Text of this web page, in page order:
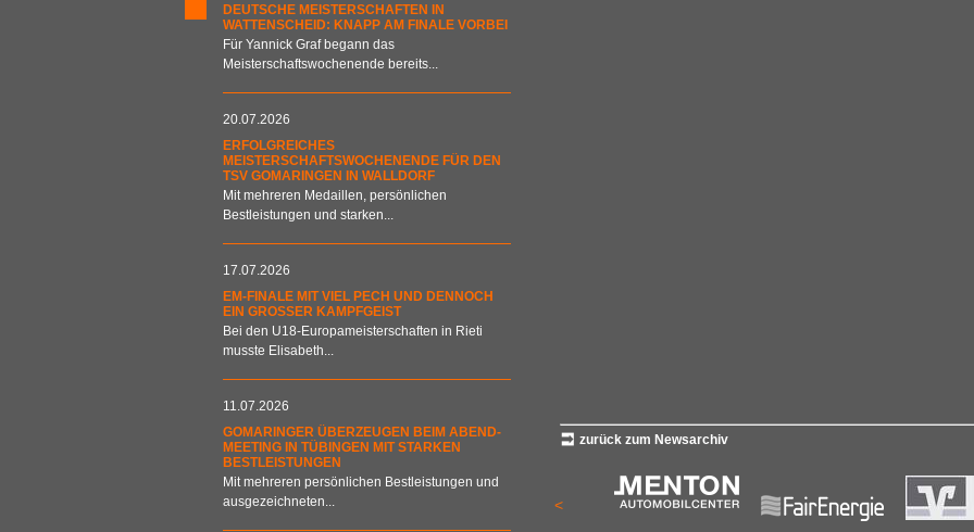
DEUTSCHE MEISTERSCHAFTEN IN
WATTENSCHEID: KNAPP AM FINALE VORBEI
Für Yannick Graf begann das
Meisterschaftswochenende bereits...
20.07.2026
ERFOLGREICHES
MEISTERSCHAFTSWOCHENENDE FÜR DEN
TSV GOMARINGEN IN WALLDORF
Mit mehreren Medaillen, persönlichen
Bestleistungen und starken...
17.07.2026
EM-FINALE MIT VIEL PECH UND DENNOCH
EIN GROSSER KAMPFGEIST
Bei den U18-Europameisterschaften in Rieti
musste Elisabeth...
11.07.2026
GOMARINGER ÜBERZEUGEN BEIM ABEND-
MEETING IN TÜBINGEN MIT STARKEN
BESTLEISTUNGEN
Mit mehreren persönlichen Bestleistungen und
ausgezeichneten...
zurück zum Newsarchiv
<